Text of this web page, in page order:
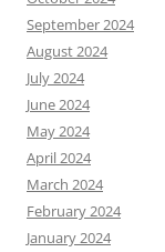
September 2024
August 2024
July 2024
June 2024
May 2024
April 2024
March 2024
February 2024
January 2024